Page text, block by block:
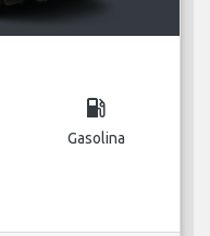
local_gas_station
Gasolina